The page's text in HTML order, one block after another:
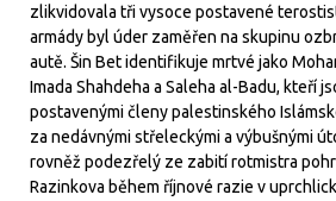
zlikvidovala tři vysoce postavené
armády byl úder zaměřen na skupinu
autě. Šin Bet identifikuje mrtvé jako
Imada Shahdeha a Saleha al-Badu, kteří
postavenými členy palestinského
za nedávnými střeleckými a výbušnými
rovněž podezřelý ze zabití rotmistra
Razinkova během říjnové razie v